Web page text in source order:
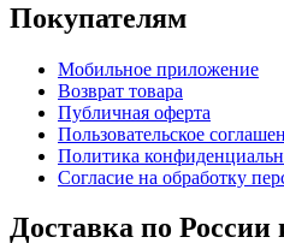
Покупателям
Мобильное приложение
Возврат товара
Публичная оферта
Пользовательское
Политика
Согласие на обработку
Доставка по